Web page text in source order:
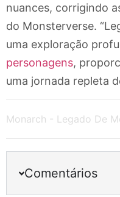
nuances, corrigindo
do Monsterverse.
uma exploração
personagens,
uma jornada repleta
Monarch - Legado De
Comentários